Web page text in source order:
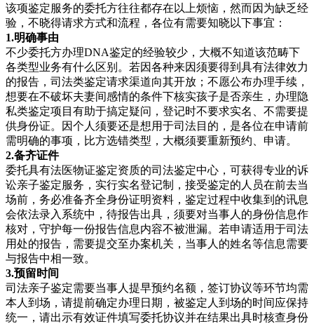
该项鉴定服务的委托方往往都存在以上烦恼，然而因为缺乏经
验，不晓得请求方式和流程，各位有需要知晓以下事宜：
1.明确事由
不少委托方办理DNA鉴定的经验较少，大概不知道该范畴下
各类型业务有什么区别。若因各种来因须要得到具有法律效力
的报告，司法类鉴定请求渠道向其开放；不愿公布办理手续，
想要在不破坏夫妻间感情的条件下核实孩子是否亲生，办理隐
私类鉴定项目有助于搞定疑问，登记时不要求实名、不需要提
供身份证。因个人须要还是想用于司法目的，是各位在申请前
需明确的事项，比方选错类型，大概须要重新预约、申请。
2.备齐证件
委托具有法医物证鉴定资质的司法鉴定中心，可获得专业的诉
讼亲子鉴定服务，实行实名登记制，接受鉴定的人员在前去当
场前，务必准备齐全身份证明资料，鉴定过程中收集到的讯息
会依法录入系统中，待报告出具，须要对当事人的身份信息作
核对，守护每一份报告信息内容不被泄漏。若申请适用于司法
用处的报告，需要提交至办案机关，当事人的姓名等信息需要
与报告中相一致。
3.预留时间
司法亲子鉴定需要当事人提早预约名额，签订协议等环节均需
本人到场，请提前确定办理日期，被鉴定人到场的时间应保持
统一，请出示有效证件填写委托协议并在结果出具时核查身份